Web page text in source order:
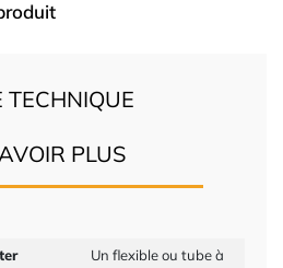
TECHNIQUE
PLUS
Un flexible ou tube à